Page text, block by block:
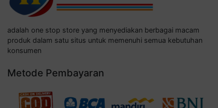
adalah one stop store yang menyediakan berbagai macam
produk dalam satu situs untuk memenuhi semua kebutuhan
konsumen
Metode Pembayaran